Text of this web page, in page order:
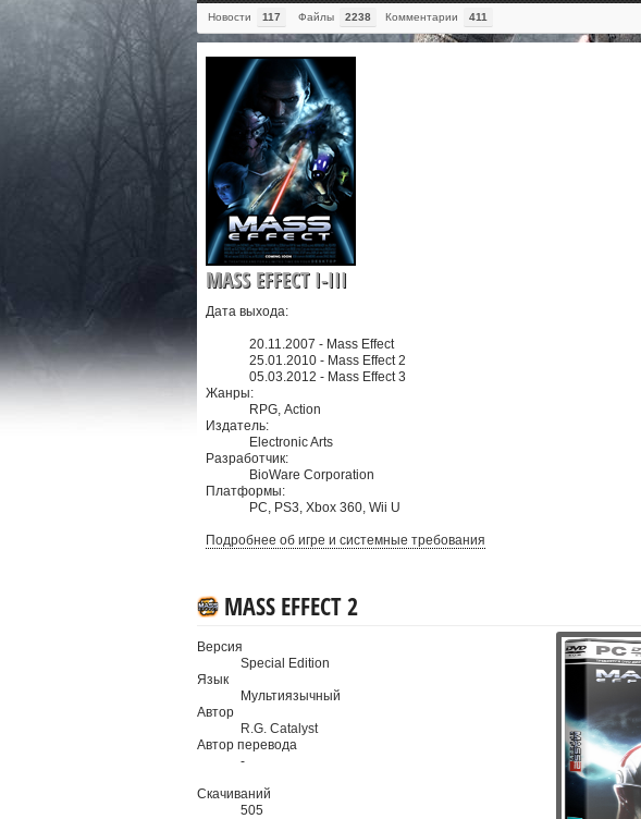
Новости 117 Файлы 2238 Комментарии 411
MASS EFFECT I-III
Дата выхода:
20.11.2007 - Mass Effect
25.01.2010 - Mass Effect 2
05.03.2012 - Mass Effect 3
Жанры:
RPG, Action
Издатель:
Electronic Arts
Разработчик:
BioWare Corporation
Платформы:
PC, PS3, Xbox 360, Wii U
Подробнее об игре и системные требования
MASS EFFECT 2
Версия
Special Edition
Язык
Мультиязычный
Автор
R.G. Catalyst
Автор перевода
-
Скачиваний
505